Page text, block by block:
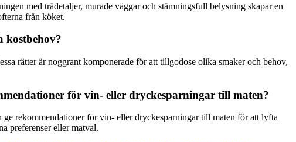
med trädetaljer, murade väggar och stämningsfull belysning skapar en
från köket.
kostbehov?
rätter är noggrant komponerade för att tillgodose olika smaker och behov,
för vin- eller dryckesparningar till maten?
rekommendationer för vin- eller dryckesparningar till maten för att lyfta
preferenser eller matval.